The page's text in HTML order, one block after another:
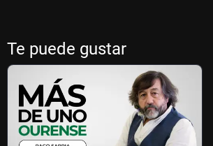
Te puede gustar